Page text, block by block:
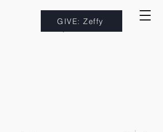
GIVE: Zeffy